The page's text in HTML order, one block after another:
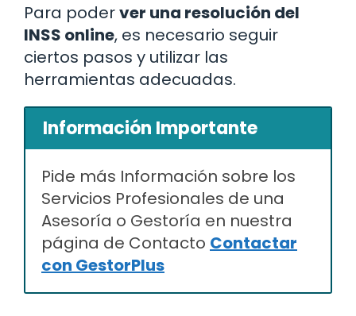
Para poderver una resolución del
INSS online, es necesario seguir
ciertos pasos y utilizar las
herramientas adecuadas.
Información Importante
Pide más Información sobre los
Servicios Profesionales de una
Asesoría o Gestoría en nuestra
página de Contacto Contactar
con GestorPlus